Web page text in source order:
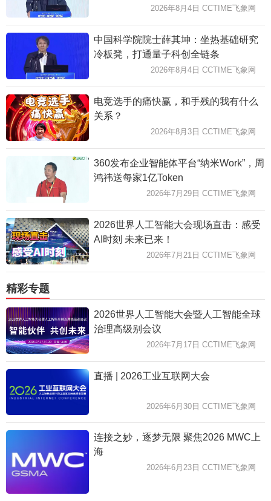
2026年8月4日 CCTIME飞象网
中国科学院院士薛其坤：坐热基础研究
冷板凳，打通量子科创全链条
2026年8月4日 CCTIME飞象网
电竞选手的痛快赢，和手残的我有什么
关系？
2026年8月3日 CCTIME飞象网
360发布企业智能体平台“纳米Work”，周
鸿祎送每家1亿Token
2026年7月29日 CCTIME飞象网
2026世界人工智能大会现场直击：感受
AI时刻 未来已来！
2026年7月21日 CCTIME飞象网
精彩专题
2026世界人工智能大会暨人工智能全球
治理高级别会议
2026年7月17日 CCTIME飞象网
直播 | 2026工业互联网大会
2026年6月30日 CCTIME飞象网
连接之妙，逐梦无限 聚焦2026 MWC上
海
2026年6月23日 CCTIME飞象网